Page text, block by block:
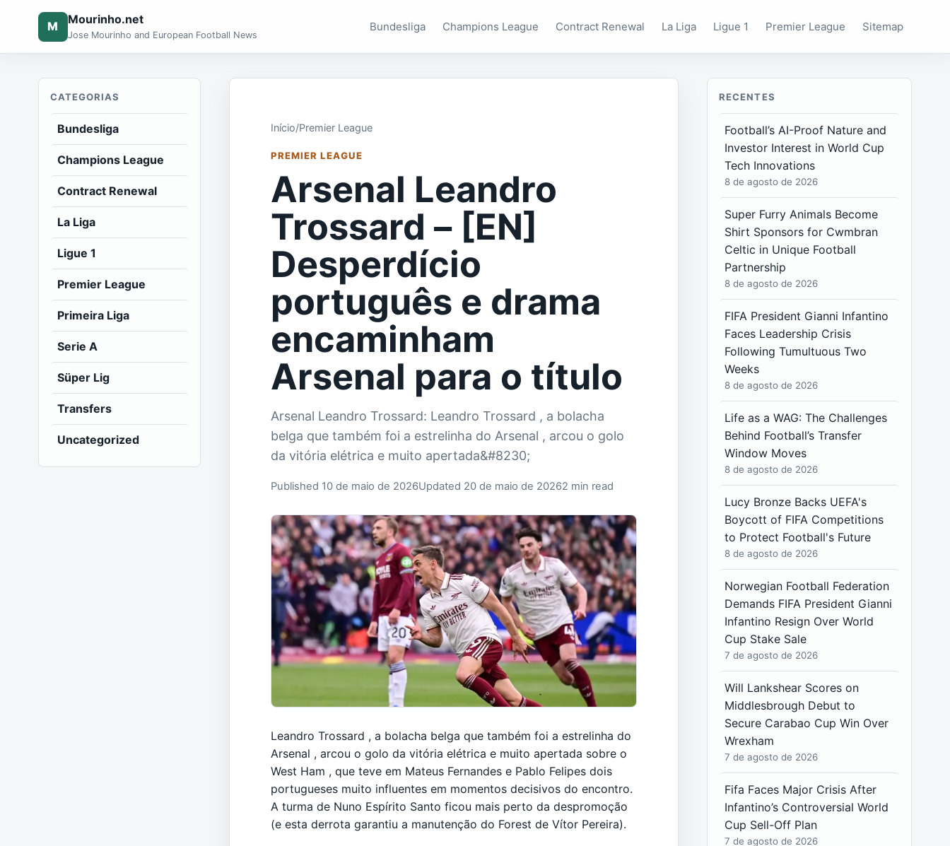
M Mourinho.net
Jose Mourinho and European Football News
Bundesliga Champions League Contract Renewal La Liga Ligue 1 Premier League Sitemap
CATEGORIAS
Bundesliga
Champions League
Contract Renewal
La Liga
Ligue 1
Premier League
Primeira Liga
Serie A
Süper Lig
Transfers
Uncategorized
Início/Premier League
PREMIER LEAGUE
Arsenal Leandro
Trossard – [EN]
Desperdício
português e drama
encaminham
Arsenal para o título
Arsenal Leandro Trossard: Leandro Trossard , a bolacha
belga que também foi a estrelinha do Arsenal , arcou o golo
da vitória elétrica e muito apertada&#8230;
Published 10 de maio de 2026Updated 20 de maio de 20262 min read
Leandro Trossard , a bolacha belga que também foi a estrelinha do
Arsenal , arcou o golo da vitória elétrica e muito apertada sobre o
West Ham , que teve em Mateus Fernandes e Pablo Felipes dois
portugueses muito influentes em momentos decisivos do encontro.
A turma de Nuno Espírito Santo ficou mais perto da despromoção
(e esta derrota garantiu a manutenção do Forest de Vítor Pereira).
RECENTES
Football’s AI-Proof Nature and
Investor Interest in World Cup
Tech Innovations
8 de agosto de 2026
Super Furry Animals Become
Shirt Sponsors for Cwmbran
Celtic in Unique Football
Partnership
8 de agosto de 2026
FIFA President Gianni Infantino
Faces Leadership Crisis
Following Tumultuous Two
Weeks
8 de agosto de 2026
Life as a WAG: The Challenges
Behind Football’s Transfer
Window Moves
8 de agosto de 2026
Lucy Bronze Backs UEFA's
Boycott of FIFA Competitions
to Protect Football's Future
8 de agosto de 2026
Norwegian Football Federation
Demands FIFA President Gianni
Infantino Resign Over World
Cup Stake Sale
7 de agosto de 2026
Will Lankshear Scores on
Middlesbrough Debut to
Secure Carabao Cup Win Over
Wrexham
7 de agosto de 2026
Fifa Faces Major Crisis After
Infantino’s Controversial World
Cup Sell-Off Plan
7 de agosto de 2026